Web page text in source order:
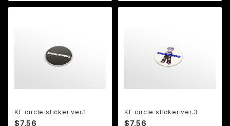
KF circle sticker ver.1
$7.56
KF circle sticker ver.3
$7.56